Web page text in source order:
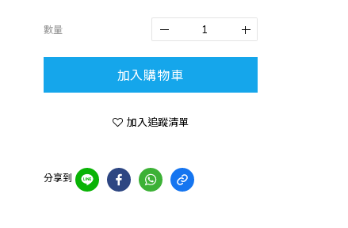
數量
加入購物車
加入追蹤清單
分享到